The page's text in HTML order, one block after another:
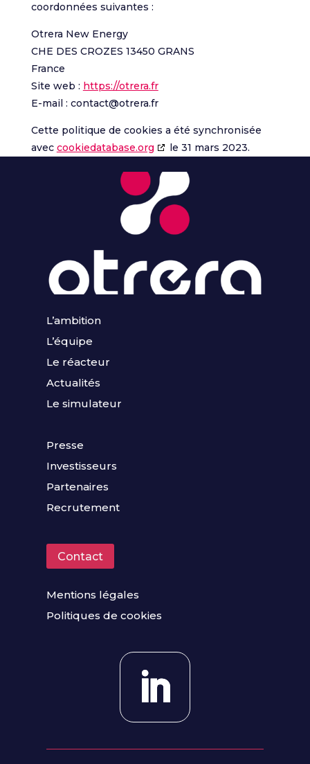
coordonnées suivantes :
Otrera New Energy
CHE DES CROZES 13450 GRANS
France
Site web : https://otrera.fr
E-mail : contact@otrera.fr
Cette politique de cookies a été synchronisée
avec cookiedatabase.org le 31 mars 2023.
L’ambition
L’équipe
Le réacteur
Actualités
Le simulateur
Presse
Investisseurs
Partenaires
Recrutement
Contact
Mentions légales
Politiques de cookies